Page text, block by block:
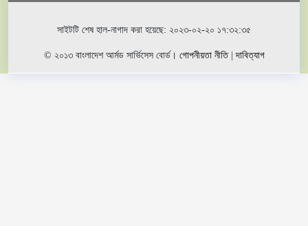
সাইটটি শেষ হাল-নাগাদ করা হয়েছে: ২০২৩-০২-২০ ১৭:৩২:৩৫
© ২০১৩ বাংলাদেশ আর্মড সার্ভিসেস বোর্ড। গোপনীয়তা নীতি|দাবিত্যাগ